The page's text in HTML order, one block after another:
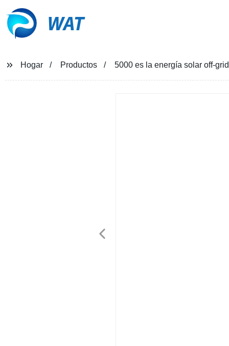
WAT
Hogar Productos 5000 es la energía solar off-